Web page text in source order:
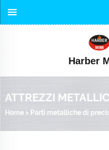
Harber
ATTREZZI
Home > Parti metalliche di